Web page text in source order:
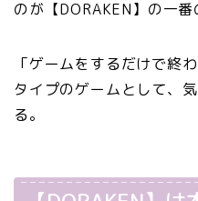
のが【DORAKEN】の一番
「ゲームをするだけで終
タイプのゲームとして、
る。